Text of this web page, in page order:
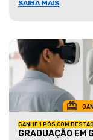
SAIBA MAIS
GANHE 1 PÓS COM
GRADUAÇÃO EM